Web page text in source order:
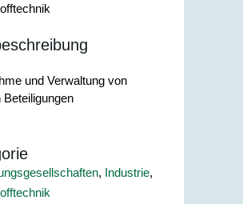
und Verwaltung von
Beteiligungen
, Industrie,